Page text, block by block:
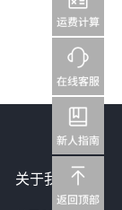
关于我们